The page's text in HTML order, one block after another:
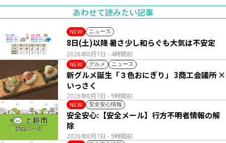
あわせて読みたい記事
NEW ニュース
2026年8月7日 - 4時間前
8日(土)以降 暑さ少し和らぐも大気は不安定
NEW グルメ ニュース
2026年8月7日 - 9時間前
新グルメ誕生「３色おにぎり」 3商工会議所 ×
いっさく
NEW 安全安心情報
2026年8月7日 - 9時間前
安全安心:【安全メール】行方不明者情報の解
除